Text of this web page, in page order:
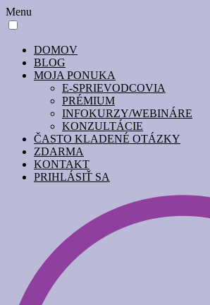
Menu
DOMOV
BLOG
MOJA PONUKA
E-SPRIEVODCOVIA
PRÉMIUM
INFOKURZY/WEBINÁRE
KONZULTÁCIE
ČASTO KLADENÉ OTÁZKY
ZDARMA
KONTAKT
PRIHLÁSIŤ SA